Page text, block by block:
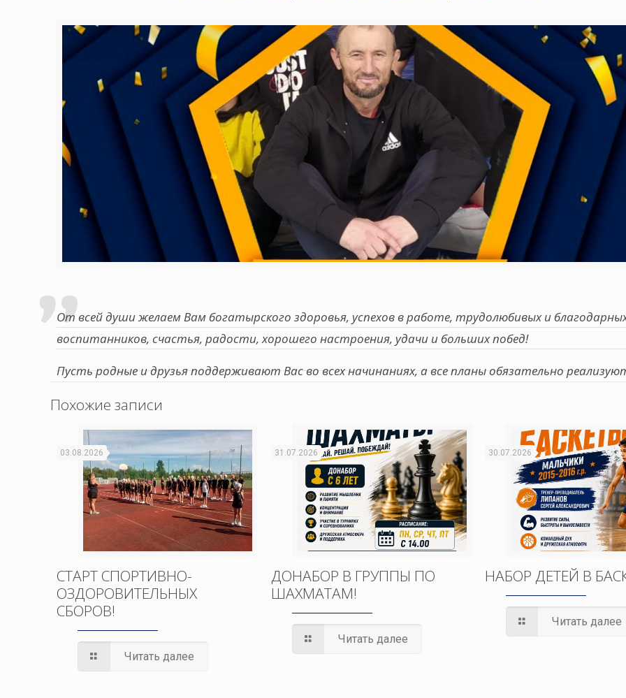
От всей души желаем Вам богатырского здоровья, успехов в работе, трудолюбивых и
воспитанников, счастья, радости, хорошего настроения, удачи и больших побед!
Пусть родные и друзья поддерживают Вас во всех начинаниях, а все планы обязательно
Похожие записи
03.08.2026
СТАРТ СПОРТИВНО-
ОЗДОРОВИТЕЛЬНЫХ
СБОРОВ!
Читать далее
31.07.2026
ДОНАБОР В ГРУППЫ ПО
ШАХМАТАМ!
Читать далее
30.07.2026
НАБОР ДЕТЕЙ В
Читать далее